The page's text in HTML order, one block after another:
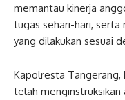
memantau kinerja
tugas sehari-hari,
yang dilakukan sesuai
Kapolresta Tangerang,
telah